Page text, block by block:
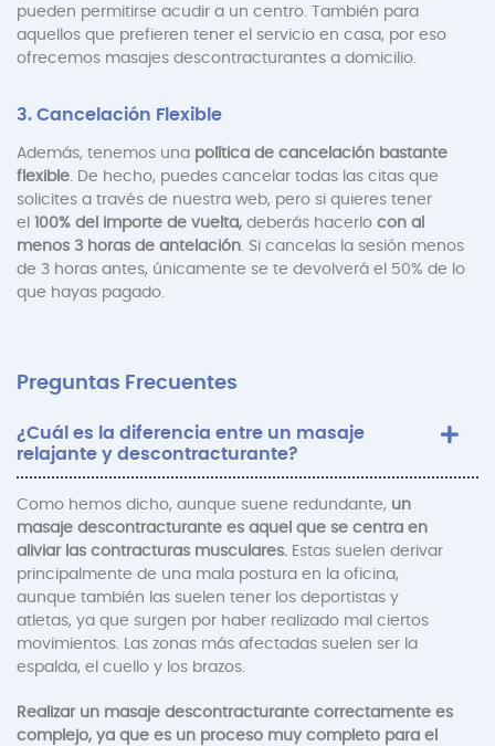
pueden permitirse acudir a un centro. También para
aquellos que prefieren tener el servicio en casa, por eso
ofrecemos masajes descontracturantes a domicilio.
3. Cancelación Flexible
Además, tenemos una política de cancelación bastante
flexible. De hecho, puedes cancelar todas las citas que
solicites a través de nuestra web, pero si quieres tener
el
100% del importe de vuelta, deberás hacerlo con al
menos 3 horas de antelación. Si cancelas la sesión menos
de 3 horas antes, únicamente se te devolverá el 50% de lo
que hayas pagado.
Preguntas Frecuentes
¿Cuál es la diferencia entre un masaje
relajante y descontracturante?
Como hemos dicho, aunque suene redundante, un
masaje descontracturante es aquel que se centra en
aliviar las contracturas musculares. Estas suelen derivar
principalmente de una mala postura en la oficina,
aunque también las suelen tener los deportistas y
atletas, ya que surgen por haber realizado mal ciertos
movimientos. Las zonas más afectadas suelen ser la
espalda, el cuello y los brazos.
Realizar un masaje descontracturante correctamente es
complejo, ya que es un proceso muy completo para el